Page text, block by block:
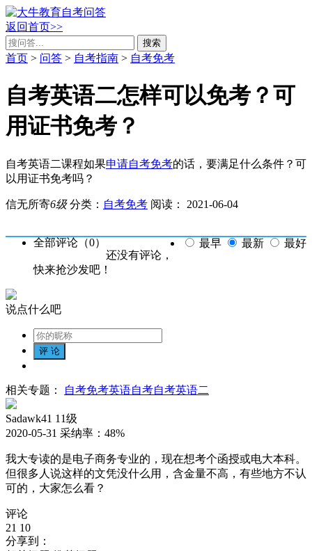
返回首页>>
搜索
首页 > 问答 > 自考指南 > 自考免考
自考英语二怎样可以免考？可
用证书免考？
自考英语二课程如果申请自考免考的话，要满足什么条件？可
以用证书免考吗？
信无所寄6级 分类： 自考免考 阅读： 2021-06-04
全部评论（0） 最早 最新
最好
还没有评论，
快来抢沙发吧！
说点什么吧
相关专题： 自考免考英语自考自考英语二
Sadawk41 11级
2020-05-31 采纳率： 48%
我大专读的是电子商务专业的，现在想考个函授或电大本科。
但很多人说这样的文凭没什么用，含金量不高，有些地方不认
可的，大家怎么看？
评论
21 10
分享到：